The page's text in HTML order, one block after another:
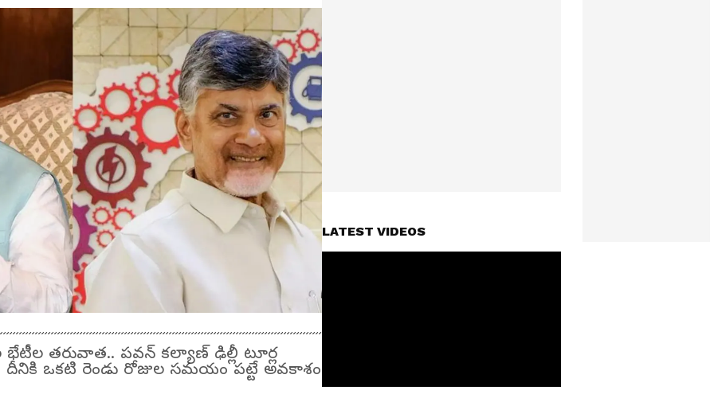
తరువాత.. పవన్ కల్యాణ్ ఢిల్లీ టూర్ల
దీనికి ఒకటి రెండు రోజుల సమయం పట్టే అవకాశం
LATEST VIDEOS